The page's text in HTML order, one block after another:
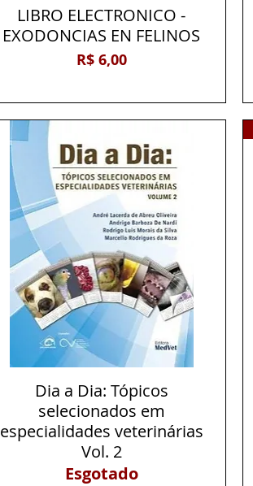
Visualização rápida
LIBRO ELECTRONICO -
EXODONCIAS EN FELINOS
Preço
R$ 6,00
Visualização rápida
Dia a Dia: Tópicos
selecionados em
especialidades veterinárias
Vol. 2
Esgotado